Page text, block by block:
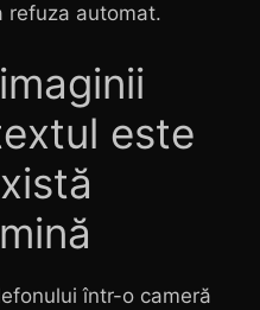
refuza automat.
este
într-o cameră